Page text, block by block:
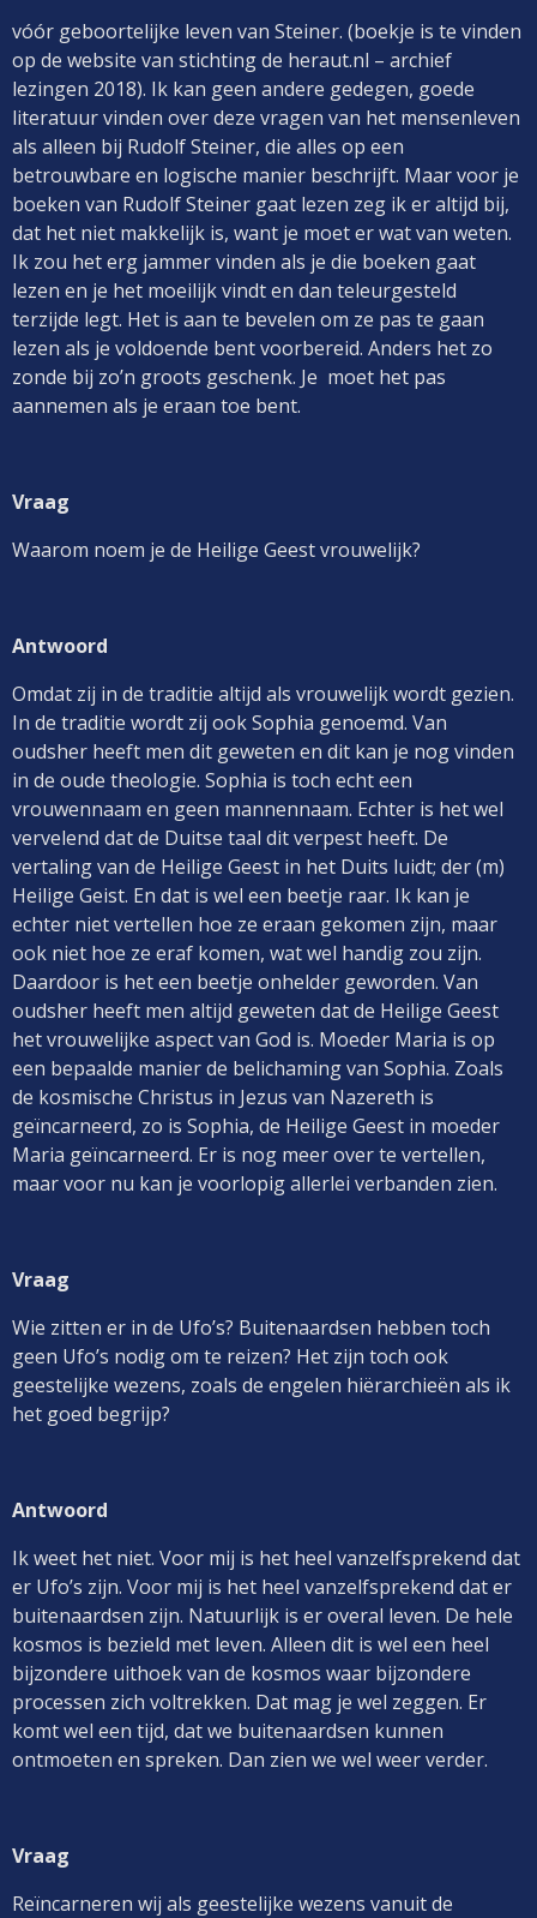
vóór geboortelijke leven van Steiner. (boekje is te vinden
op de website van stichting de heraut.nl – archief
lezingen 2018). Ik kan geen andere gedegen, goede
literatuur vinden over deze vragen van het mensenleven
als alleen bij Rudolf Steiner, die alles op een
betrouwbare en logische manier beschrijft. Maar voor je
boeken van Rudolf Steiner gaat lezen zeg ik er altijd bij,
dat het niet makkelijk is, want je moet er wat van weten.
Ik zou het erg jammer vinden als je die boeken gaat
lezen en je het moeilijk vindt en dan teleurgesteld
terzijde legt. Het is aan te bevelen om ze pas te gaan
lezen als je voldoende bent voorbereid. Anders het zo
zonde bij zo’n groots geschenk. Je moet het pas
aannemen als je eraan toe bent.
Vraag
Waarom noem je de Heilige Geest vrouwelijk?
Antwoord
Omdat zij in de traditie altijd als vrouwelijk wordt gezien.
In de traditie wordt zij ook Sophia genoemd. Van
oudsher heeft men dit geweten en dit kan je nog vinden
in de oude theologie. Sophia is toch echt een
vrouwennaam en geen mannennaam. Echter is het wel
vervelend dat de Duitse taal dit verpest heeft. De
vertaling van de Heilige Geest in het Duits luidt; der (m)
Heilige Geist. En dat is wel een beetje raar. Ik kan je
echter niet vertellen hoe ze eraan gekomen zijn, maar
ook niet hoe ze eraf komen, wat wel handig zou zijn.
Daardoor is het een beetje onhelder geworden. Van
oudsher heeft men altijd geweten dat de Heilige Geest
het vrouwelijke aspect van God is. Moeder Maria is op
een bepaalde manier de belichaming van Sophia. Zoals
de kosmische Christus in Jezus van Nazereth is
geïncarneerd, zo is Sophia, de Heilige Geest in moeder
Maria geïncarneerd. Er is nog meer over te vertellen,
maar voor nu kan je voorlopig allerlei verbanden zien.
Vraag
Wie zitten er in de Ufo’s? Buitenaardsen hebben toch
geen Ufo’s nodig om te reizen? Het zijn toch ook
geestelijke wezens, zoals de engelen hiërarchieën als ik
het goed begrijp?
Antwoord
Ik weet het niet. Voor mij is het heel vanzelfsprekend dat
er Ufo’s zijn. Voor mij is het heel vanzelfsprekend dat er
buitenaardsen zijn. Natuurlijk is er overal leven. De hele
kosmos is bezield met leven. Alleen dit is wel een heel
bijzondere uithoek van de kosmos waar bijzondere
processen zich voltrekken. Dat mag je wel zeggen. Er
komt wel een tijd, dat we buitenaardsen kunnen
ontmoeten en spreken. Dan zien we wel weer verder.
Vraag
Reïncarneren wij als geestelijke wezens vanuit de